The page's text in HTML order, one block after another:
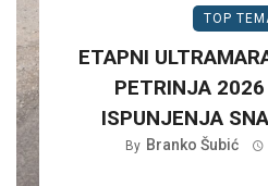
TOP
ETAPNI
PETRINJA
ISPUNJENJA
By Branko Šubić